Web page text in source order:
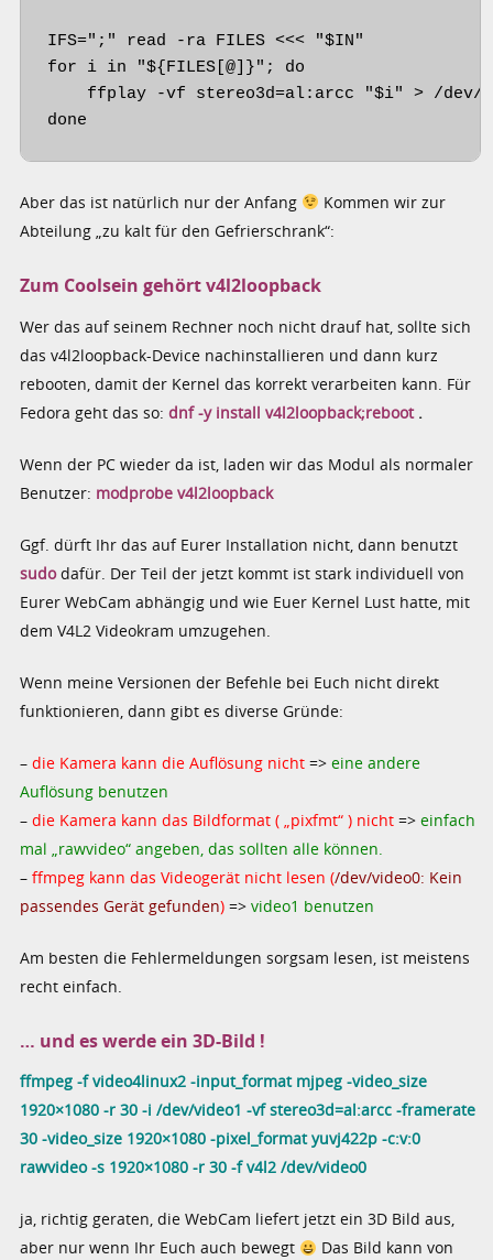
IFS=";" read -ra FILES <<< "$IN"
for i in "${FILES[@]}"; do
ffplay -vf stereo3d=al:arcc "$i" > /dev/
done
Aber das ist natürlich nur der Anfang
Kommen wir zur
Abteilung „zu kalt für den Gefrierschrank“:
Zum Coolsein gehört v4l2loopback
Wer das auf seinem Rechner noch nicht drauf hat, sollte sich
das v4l2loopback-Device nachinstallieren und dann kurz
rebooten, damit der Kernel das korrekt verarbeiten kann. Für
Fedora geht das so:dnf -y install v4l2loopback;reboot.
Wenn der PC wieder da ist, laden wir das Modul als normaler
Benutzer: modprobe v4l2loopback
Ggf. dürft Ihr das auf Eurer Installation nicht, dann benutzt
sudodafür. Der Teil der jetzt kommt ist stark individuell von
Eurer WebCam abhängig und wie Euer Kernel Lust hatte, mit
dem V4L2 Videokram umzugehen.
Wenn meine Versionen der Befehle bei Euch nicht direkt
funktionieren, dann gibt es diverse Gründe:
–die Kamera kann die Auflösung nicht => eine andere
Auflösung benutzen
–die Kamera kann das Bildformat ( „pixfmt“ ) nicht =>einfach
mal „rawvideo“ angeben, das sollten alle können.
–ffmpeg kann das Videogerät nicht lesen (/dev/video0: Kein
passendes Gerät gefunden) =>video1 benutzen
Am besten die Fehlermeldungen sorgsam lesen, ist meistens
recht einfach.
… und es werde ein 3D-Bild !
ffmpeg -f video4linux2 -input_format mjpeg -video_size
1920×1080 -r 30 -i /dev/video1 -vf stereo3d=al:arcc -framerate
30 -video_size 1920×1080 -pixel_format yuvj422p -c:v:0
rawvideo -s 1920×1080 -r 30 -f v4l2 /dev/video0
ja, richtig geraten, die WebCam liefert jetzt ein 3D Bild aus,
aber nur wenn Ihr Euch auch bewegt
Das Bild kann von